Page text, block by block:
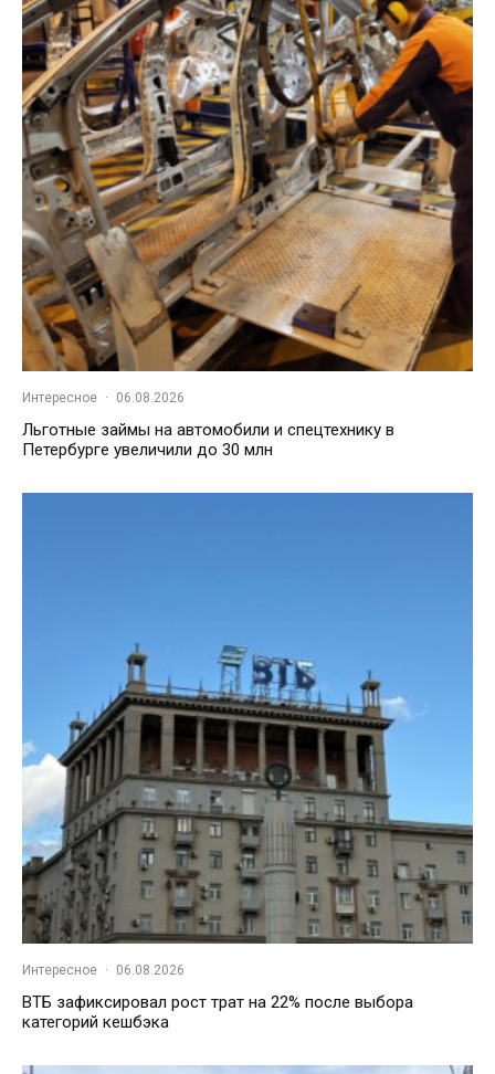
Интересное · 06.08.2026
Льготные займы на автомобили и спецтехнику в
Петербурге увеличили до 30 млн
Интересное · 06.08.2026
ВТБ зафиксировал рост трат на 22% после выбора
категорий кешбэка